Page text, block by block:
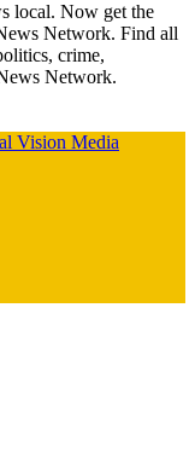
local. Now get the
Network. Find all
crime,
Network.
Vision Media